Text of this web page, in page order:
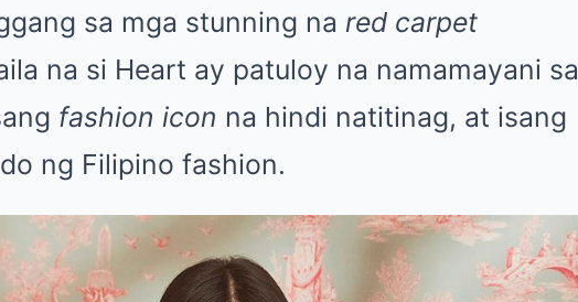
sa mga stunning na red carpet
na si Heart ay patuloy na namamayani sa
fashion icon na hindi natitinag, at isang
ng Filipino fashion.